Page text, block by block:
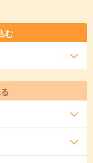
む